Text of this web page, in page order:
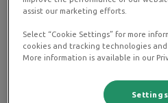
(boosteren). Zo blijft je
kijken samen naar de leeftijd
en bespreken welke
Plan
assist our marketing efforts.
Select “Cookie Settings” for more
cookies and tracking technologies
More information is available in our
Settings